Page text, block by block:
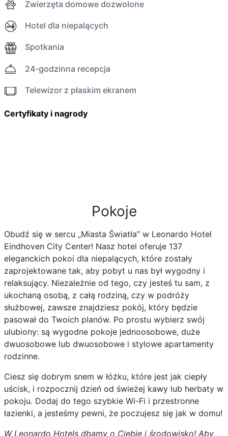
Zwierzęta domowe dozwolone
Hotel dla niepalących
Spotkania
24-godzinna recepcja
Telewizor z płaskim ekranem
Certyfikaty i nagrody
Pokoje
Obudź się w sercu „Miasta Światła” w Leonardo Hotel
Eindhoven City Center! Nasz hotel oferuje 137
eleganckich pokoi dla niepalących, które zostały
zaprojektowane tak, aby pobyt u nas był wygodny i
relaksujący. Niezależnie od tego, czy jesteś tu sam, z
ukochaną osobą, z całą rodziną, czy w podróży
służbowej, zawsze znajdziesz pokój, który będzie
pasował do Twoich planów. Po prostu wybierz swój
ulubiony: są wygodne pokoje jednoosobowe, duże
dwuosobowe lub dwuosobowe i stylowe apartamenty
rodzinne.
Ciesz się dobrym snem w łóżku, które jest jak ciepły
uścisk, i rozpocznij dzień od świeżej kawy lub herbaty w
pokoju. Dodaj do tego szybkie Wi-Fi i przestronne
łazienki, a jesteśmy pewni, że poczujesz się jak w domu!
W Leonardo Hotels dbamy o Ciebie i środowisko! Aby